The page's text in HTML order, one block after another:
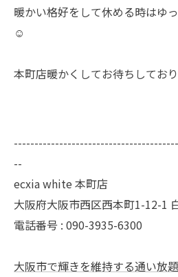
暖かい格好をして休める時はゆ
☺️
本町店暖かくしてお待ちしてお
--
ecxia white 本町店
大阪府大阪市西区西本町1-12-1
電話番号 : 090-3935-6300
大阪市で輝きを維持する通い放題